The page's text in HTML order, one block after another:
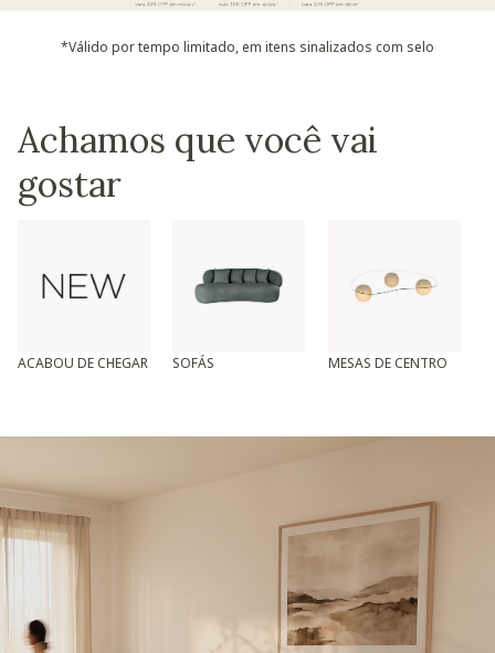
*Válido por tempo limitado, em itens sinalizados com selo
Achamos que você vai
gostar
ACABOU DE CHEGAR SOFÁS MESAS DE CENTRO